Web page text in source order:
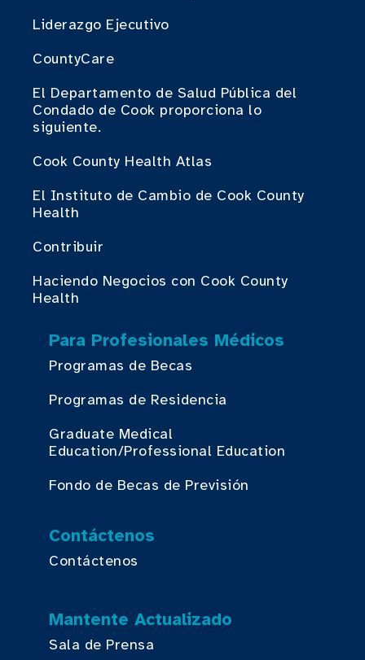
Liderazgo Ejecutivo
CountyCare
El Departamento de Salud Pública del
Condado de Cook proporciona lo
siguiente.
Cook County Health Atlas
El Instituto de Cambio de Cook County
Health
Contribuir
Haciendo Negocios con Cook County
Health
Para Profesionales Médicos
Programas de Becas
Programas de Residencia
Graduate Medical
Education/Professional Education
Fondo de Becas de Previsión
Contáctenos
Contáctenos
Mantente Actualizado
Sala de Prensa